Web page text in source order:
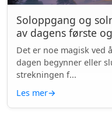
Soloppgang og
av dagens første
Det er noe magisk ved
dagen begynner eller
strekningen f...
Les mer→